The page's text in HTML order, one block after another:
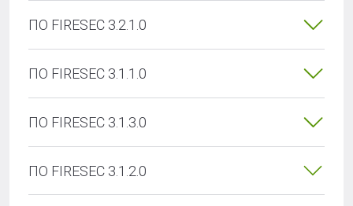
ПО FIRESEC 3.2.1.0
ПО FIRESEC 3.1.1.0
ПО FIRESEC 3.1.3.0
ПО FIRESEC 3.1.2.0